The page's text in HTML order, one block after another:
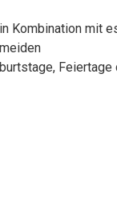
Kombination mit